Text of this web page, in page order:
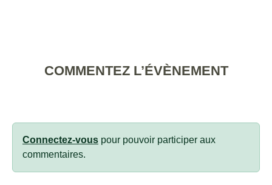
COMMENTEZ L’ÉVÈNEMENT
Connectez-vous pour pouvoir participer aux
commentaires.